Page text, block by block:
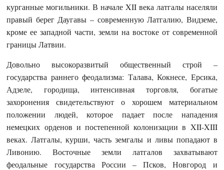
курганные могильники. В начале XII века латгалы населяли
правый берег Даугавы – современную Латгалию, Видземе,
кроме ее западной части, земли на востоке от современной
границы Латвии.
Довольно высокоразвитый общественный строй –
государства раннего феодализма: Талава, Кокнесе, Ерсика,
Адзеле, городища, интенсивная торговля, богатые
захоронения свидетельствуют о хорошем материальном
положении людей, которое падает после нападения
немецких орденов и постепенной колонизации в XII-XIII
веках. Латгалы, курши, часть земгалы и ливы попадают в
Ливонию. Восточные земли латгалов захватывают
феодальные государства России – Псков, Новгород и